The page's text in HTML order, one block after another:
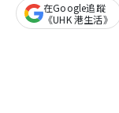
在Google追蹤
《UHK 港生活》